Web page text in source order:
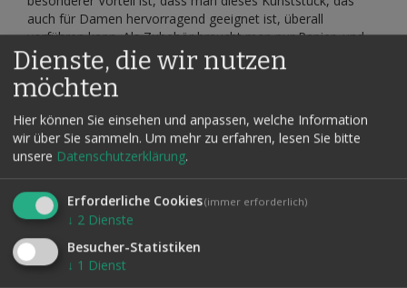
auch für Damen hervorragend geeignet ist, überall
vorführen kann. Als Zubehör braucht man nur Papier, und
einen ganz einfachen Fächer. Preiswerter geht es nicht! Ein
Magier, der etwas von sich hält, muss diesen Tutor einfach
besitzen.
Verwandte Artikel Alle auswählen
Dienste, die wir nutzen
möchten
Hier können Sie einsehen und anpassen, welche Information
wir über Sie sammeln. Um mehr zu erfahren, lesen Sie bitte
unsere Datenschutzerklärung.
Erforderliche Cookies(immer erforderlich)
↓ 2 Dienste
Besucher-Statistiken
↓ 1 Dienst